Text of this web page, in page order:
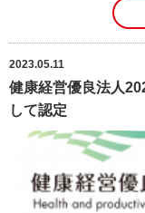
2023.05.11
健康経営優良法人
して認定